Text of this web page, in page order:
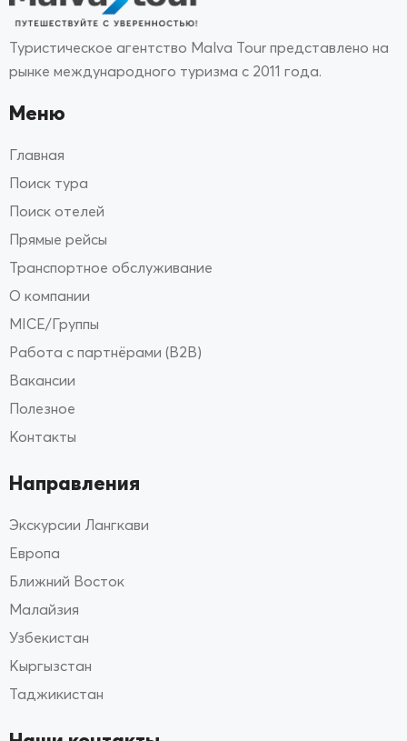
Туристическое агентство Malva Tour представлено на
рынке международного туризма с 2011 года.
Меню
Главная
Поиск тура
Поиск отелей
Прямые рейсы
Транспортное обслуживание
О компании
MICE/Группы
Работа с партнёрами (B2B)
Вакансии
Полезное
Контакты
Направления
Экскурсии Лангкави
Европа
Ближний Восток
Малайзия
Узбекистан
Кыргызстан
Таджикистан